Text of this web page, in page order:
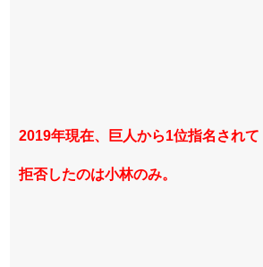
2019年現在、巨人から1位指名されて
拒否したのは小林のみ。